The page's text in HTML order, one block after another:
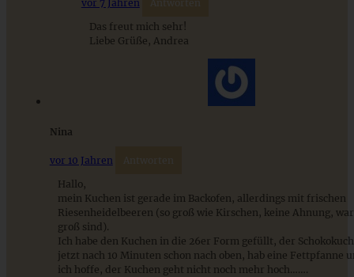
Beeren-Brownie-Torte mit Fruchtsahne
Dessert im Glas
ZUM BEITRAG
vor 7 Jahren Antworten
Das freut mich sehr!
Liebe Grüße, Andrea
Nina
vor 10 Jahren Antworten
Hallo,
mein Kuchen ist gerade im Backofen, allerdings mit frischen
Riesenheidelbeeren (so groß wie Kirschen, keine Ahnung,
groß sind).
Ich habe den Kuchen in die 26er Form gefüllt, der
jetzt nach 10 Minuten schon nach oben, hab eine Fettpfanne
ich hoffe, der Kuchen geht nicht noch mehr hoch…….